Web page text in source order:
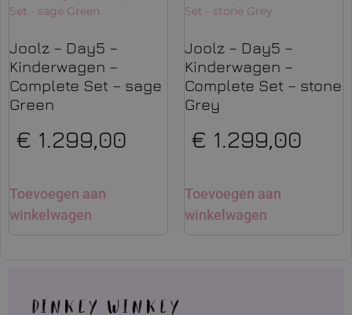
Joolz – Day5 –
Kinderwagen –
Complete Set – sage
Green
€ 1.299,00
Toevoegen aan
winkelwagen
Joolz – Day5 –
Kinderwagen –
Complete Set – stone
Grey
€ 1.299,00
Toevoegen aan
winkelwagen